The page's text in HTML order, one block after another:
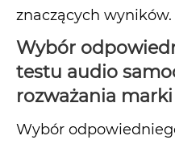
znaczących wyników.
Wybór
testu audio
rozważania marki
Wybór